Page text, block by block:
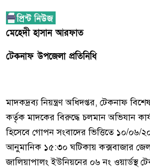
মেহেদী হাসান আরফাত
টেকনাফ উপজেলা প্রতিনিধি
মাদকদ্রব্য নিয়ন্ত্রণ অধিদপ্তর, টেকনাফ
কর্তৃক মাদকের বিরুদ্ধে চলমান অভিযান
হিসেবে গোপন সংবাদের ভিত্তিতে ১০/০৬/
আনুমানিক ১৫:৩০ ঘটিকায় কক্সবাজার
জালিয়াপালং ইউনিয়নের ০৬ নং ওয়ার্ডস্থ